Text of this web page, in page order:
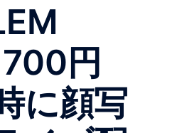
円
に顔写